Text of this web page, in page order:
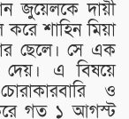
জুয়েলকে দায়ী
শাহিন মিয়া
ছেলে। সে এক
দেয়। এ বিষয়ে
ও
করে গত ১ আগস্ট